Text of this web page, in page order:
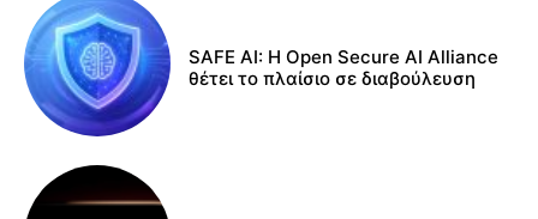
SAFE AI: Η Open Secure AI Alliance
θέτει το πλαίσιο σε διαβούλευση